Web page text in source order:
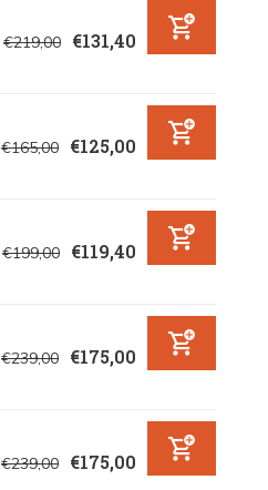
€219,00 €131,40
€165,00 €125,00
€199,00 €119,40
€239,00 €175,00
€239,00 €175,00